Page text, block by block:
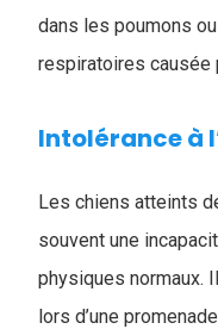
dans les poumons
respiratoires causée
Intolérance à
Les chiens atteints
souvent une
physiques normaux.
lors d’une